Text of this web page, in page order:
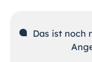
Das ist noch